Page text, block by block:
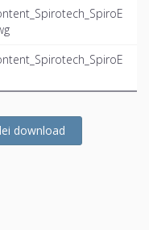
download